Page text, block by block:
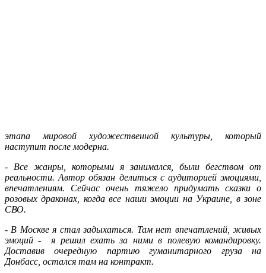
этапа мировой художественной культуры, который
наступит после модерна.
- Все жанры, которыми я занимался, были бегством от
реальности. Автор обязан делиться с аудиторией эмоциями,
впечатлениям. Сейчас очень тяжело придумать сказки о
розовых драконах, когда все наши эмоции на Украине, в зоне
СВО.
- В Москве я стал задыхаться. Там нет впечатлений, живых
эмоций - я решил ехать за ними в полевую командировку.
Доставив очередную партию гуманитарного груза на
Донбасс, остался там на контракт.